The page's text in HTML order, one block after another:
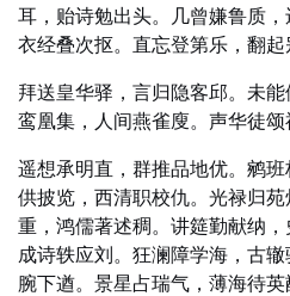
耳，贻诗勉出头。几曾嫌鲁质，
衣经叠次抠。直忘登第乐，翻起
拜送皇华驿，言归隐客邱。未
鸾凰集，人间燕雀廋。声华徒颂
遥想承明直，群推品地优。鹓
供披览，西清职校仇。光禄归
重，鸿儒著述稠。讲筵勤献纳，
成诗轶应刘。狂澜障学海，古
腕下遒。景星占瑞气，薄海待英